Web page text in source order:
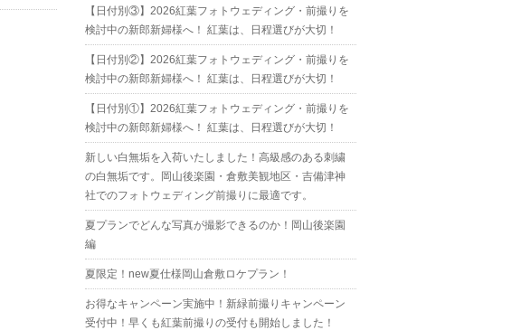
【日付別③】2026紅葉フォトウェディング・前撮りを
検討中の新郎新婦様へ！ 紅葉は、日程選びが大切！
【日付別②】2026紅葉フォトウェディング・前撮りを
検討中の新郎新婦様へ！ 紅葉は、日程選びが大切！
【日付別①】2026紅葉フォトウェディング・前撮りを
検討中の新郎新婦様へ！ 紅葉は、日程選びが大切！
新しい白無垢を入荷いたしました！高級感のある刺繍
の白無垢です。岡山後楽園・倉敷美観地区・吉備津神
社でのフォトウェディング前撮りに最適です。
夏プランでどんな写真が撮影できるのか！岡山後楽園
編
夏限定！new夏仕様岡山倉敷ロケプラン！
お得なキャンペーン実施中！新緑前撮りキャンペーン
受付中！早くも紅葉前撮りの受付も開始しました！